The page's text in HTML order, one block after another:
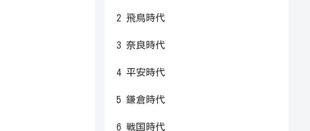
2 飛鳥時代
3 奈良時代
4 平安時代
5 鎌倉時代
6 戦国時代